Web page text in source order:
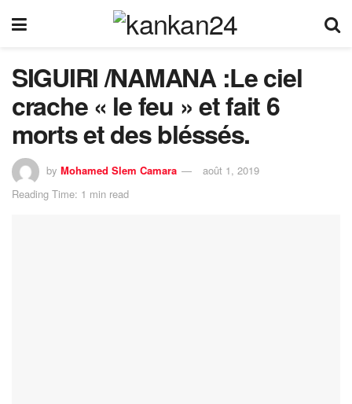
SIGUIRI /NAMANA :Le ciel
crache « le feu » et fait 6
morts et des bléssés.
by Mohamed Slem Camara
août 1, 2019
Reading Time: 1 min read